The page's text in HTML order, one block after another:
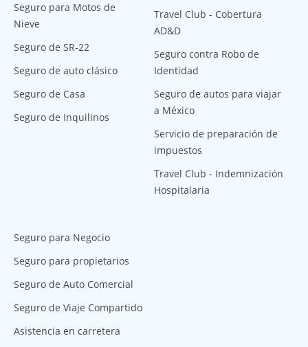
Seguro para Motos de
Nieve
Seguro de SR-22
Seguro de auto clásico
Seguro de Casa
Seguro de Inquilinos
Travel Club - Cobertura
AD&D
Seguro contra Robo de
Identidad
Seguro de autos para viajar
a México
Servicio de preparación de
impuestos
Travel Club - Indemnización
Hospitalaria
Seguro para Negocio
Seguro para propietarios
Seguro de Auto Comercial
Seguro de Viaje Compartido
Asistencia en carretera